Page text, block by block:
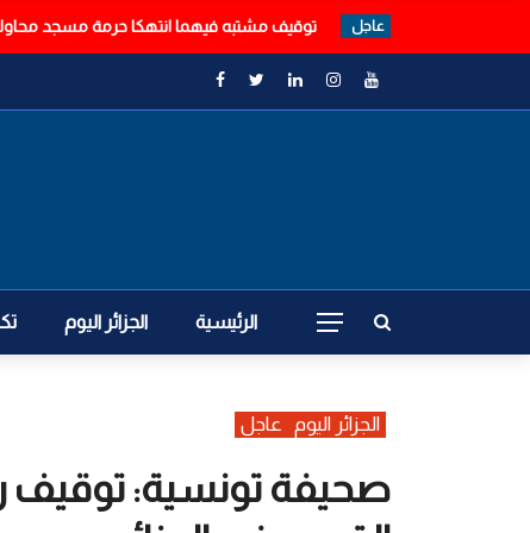
عاجل توقيف مشتبه فيهما انتهكا حرمة مسجد
الرئيسية الجزائر اليوم
الجزائر اليوم عاجل
صحيفة تونسية: توقيف